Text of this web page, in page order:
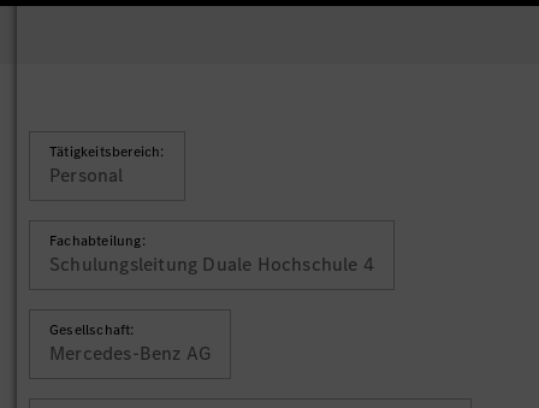
Tätigkeitsbereich:
Personal
Fachabteilung:
Schulungsleitung Duale Hochschule 4
Gesellschaft:
Mercedes-Benz AG